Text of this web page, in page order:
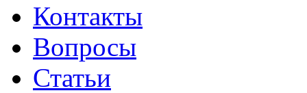
Контакты
Вопросы
Статьи